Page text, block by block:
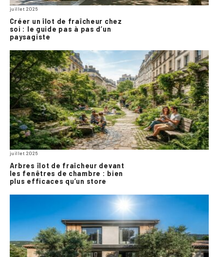
juillet 2026
Créer un îlot de fraîcheur chez
soi : le guide pas à pas d’un
paysagiste
juillet 2026
Arbres îlot de fraîcheur devant
les fenêtres de chambre : bien
plus efficaces qu’un store